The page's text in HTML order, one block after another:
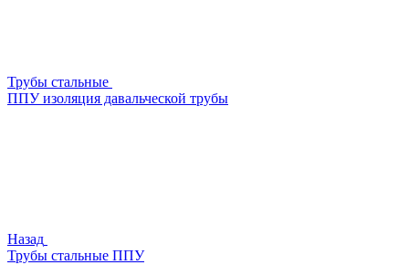
Трубы стальные
ППУ изоляция давальческой трубы
Назад
Трубы стальные ППУ